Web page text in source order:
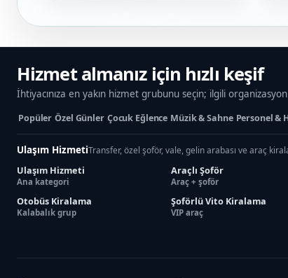
Hizmet almanız için hızlı keşif
İhtiyacınıza en yakın hizmet grubunu seçin; ilgili
Popüler Özel Günler Çocuk Eğlence Müzik & Sahne Personel &
Ulaşım HizmetiTransfer, özel şoför, vale, gelin arabası ve araç
Ulaşım Hizmeti
Ana kategori
Araçlı Şoför
Araç + şoför
Otobüs Kiralama
Kalabalık grup
Şoförlü Vito Kiralama
VIP araç